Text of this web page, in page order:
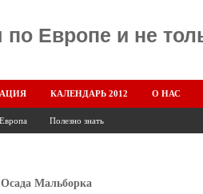
Европе и не
КАЛЕНДАРЬ 2012 О НАС
Европа Полезно знать
Мальборка